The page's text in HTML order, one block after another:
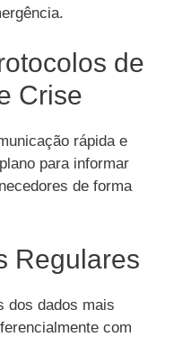
de
Crise
rápida e
para informar
de forma
Regulares
dos dados mais
com